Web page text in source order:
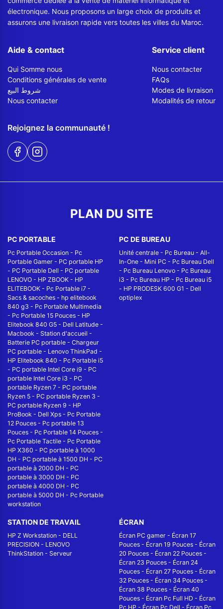
électronique. Nous proposons un large choix de produits et
assurons une livraison rapide vers toutes les villes du Maroc.
Aide & contact
Qui Somme nous
Conditions générales de vente
شروط البيع
Nous contacter
Service client
Nous contacter
FAQs
Modes de livraison
Modalités de retour
Rejoignez la communauté !
PLAN DU SITE
PC PORTABLE
Pc Portable Occasion - Pc
Portable Gamer - PC portable HP
- PC Portable Dell - PC portable
LENOVO - HP ZBOOK - HP
ELITEBOOK - Pc Portable i7 -
Sacs & sacoches - hp elitebook
840 g3 - Pc Portable Multimedia
- Pc Portable 15 Pouces - HP
Elitebook 840 G5 - Dell Latitude -
Macbook - Station d'accueil -
Batterie PC portable - Chargeur
PC portable - Lenovo ThinkPad -
HP Elitebook 840 - Pc Portable i5
- PC portable Intel Core i9 - PC
portable Intel Core i3 - PC
portable Ryzen 7 - PC portable
Ryzen 5 - PC portable Ryzen 3 -
PC portable Ryzen 9 - HP
ProBook - Dell Xps - Pc Portable
12 Pouces - Pc portable 13
Pouces - Pc Portable 14 Pouces -
Pc Portable Tactile - Pc Portable
HP X360 - PC portable à 1000
DH - PC portable à 1500 DH - PC
portable à 2000 DH - PC
portable à 3000 DH - PC
portable à 4000 DH - PC
portable à 5000 DH - Pc Portable
workstation
PC DE BUREAU
Unité centrale - Pc Bureau - All-
In-One - Mini PC - Pc Bureau Dell
- Pc Bureau Lenovo - Pc Bureau
i3 - Pc Bureau HP - Pc Bureau i5
- HP PRODESK 600 G1 - Dell
optiplex
STATION DE TRAVAIL
HP Z Workstation - DELL
PRECISION - LENOVO
ThinkStation - Serveur
ÉCRAN
Écran PC gamer - Écran 17
Pouces - Écran 19 Pouces - Écran
20 Pouces - Écran 22 Pouces -
Écran 23 Pouces - Écran 24
Pouces - Écran 27 Pouces - Écran
32 Pouces - Écran 34 Pouces -
Écran 38 Pouces - Écran 40
Pouces - Écran Pc Full HD - Écran
Pc HP - Écran Pc Dell - Écran Pc